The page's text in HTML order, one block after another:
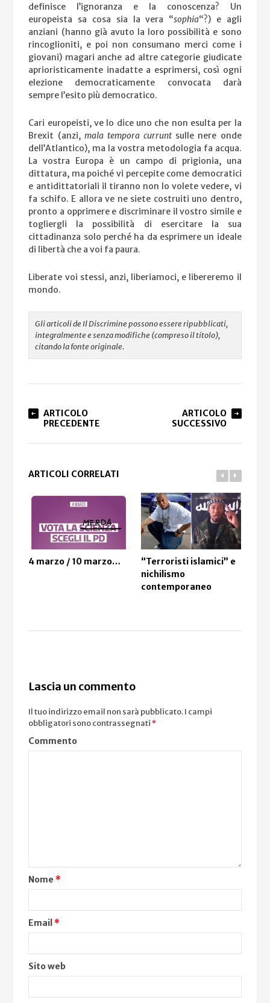
definisce l’ignoranza e la conoscenza? Un
europeista sa cosa sia la vera “sophia“?) e agli
anziani (hanno già avuto la loro possibilità e sono
rincoglioniti, e poi non consumano merci come i
giovani) magari anche ad altre categorie giudicate
aprioristicamente inadatte a esprimersi, così ogni
elezione democraticamente convocata darà
sempre l’esito più democratico.
Cari europeisti, ve lo dice uno che non esulta per la
Brexit (anzi, mala tempora currunt sulle nere onde
dell’Atlantico), ma la vostra metodologia fa acqua.
La vostra Europa è un campo di prigionia, una
dittatura, ma poiché vi percepite come democratici
e antidittatoriali il tiranno non lo volete vedere, vi
fa schifo. E allora ve ne siete costruiti uno dentro,
pronto a opprimere e discriminare il vostro simile e
togliergli la possibilità di esercitare la sua
cittadinanza solo perché ha da esprimere un ideale
di libertà che a voi fa paura.
Liberate voi stessi, anzi, liberiamoci, e libereremo il
mondo.
Gli articoli de Il Discrimine possono essere ripubblicati,
integralmente e senza modifiche (compreso il titolo),
citando la fonte originale.
ARTICOLO
PRECEDENTE
ARTICOLO
SUCCESSIVO
ARTICOLI CORRELATI
4 marzo / 10 marzo…
“Terroristi islamici” e
nichilismo
contemporaneo
Lascia un commento
Il tuo indirizzo email non sarà pubblicato.I campi
obbligatori sono contrassegnati*
Commento
Nome*
Email*
Sito web